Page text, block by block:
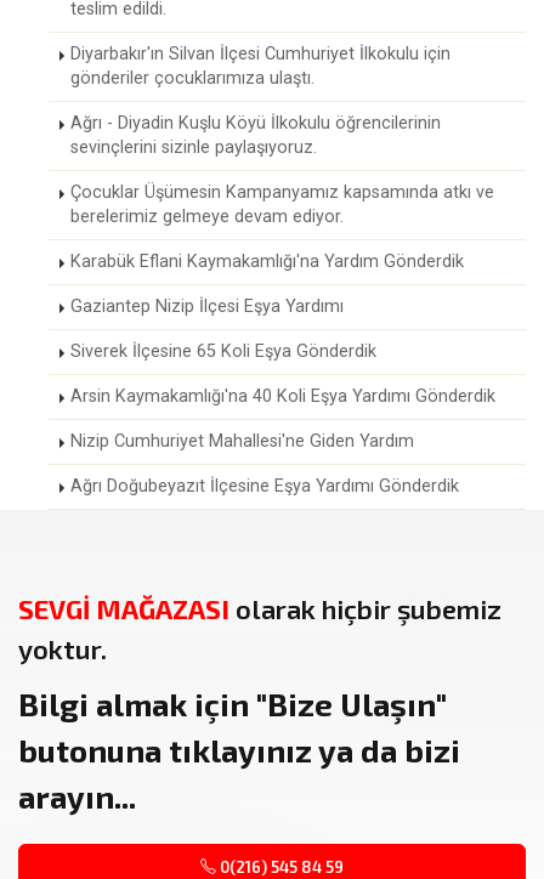
teslim edildi.
Diyarbakır'ın Silvan İlçesi Cumhuriyet İlkokulu için
gönderiler çocuklarımıza ulaştı.
Ağrı - Diyadin Kuşlu Köyü İlkokulu öğrencilerinin
sevinçlerini sizinle paylaşıyoruz.
Çocuklar Üşümesin Kampanyamız kapsamında atkı ve
berelerimiz gelmeye devam ediyor.
Karabük Eflani Kaymakamlığı'na Yardım Gönderdik
Gaziantep Nizip İlçesi Eşya Yardımı
Siverek İlçesine 65 Koli Eşya Gönderdik
Arsin Kaymakamlığı'na 40 Koli Eşya Yardımı Gönderdik
Nizip Cumhuriyet Mahallesi'ne Giden Yardım
Ağrı Doğubeyazıt İlçesine Eşya Yardımı Gönderdik
SEVGİ MAĞAZASI olarak hiçbir şubemiz
yoktur.
Bilgi almak için "Bize Ulaşın"
butonuna tıklayınız ya da bizi
arayın...
0(216) 545 84 59